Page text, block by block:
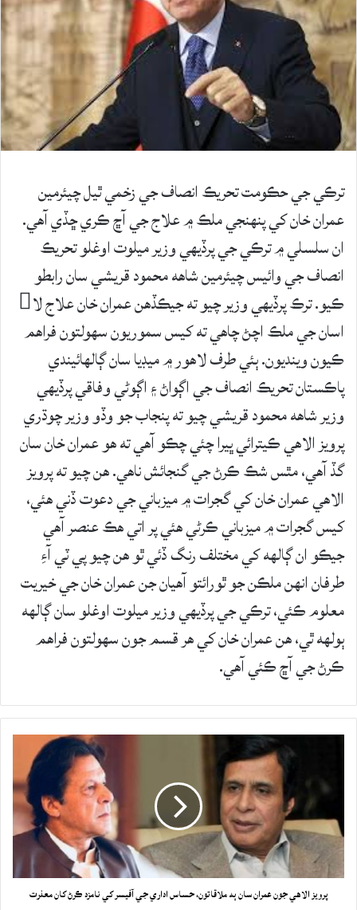
ترڪي جي حڪومت تحريڪ انصاف جي زخمي ٿيل چيئرمين
عمران خان کي پنهنجي ملڪ ۾ علاج جي آڇ ڪري ڇڏي آهي.
ان سلسلي ۾ ترڪي جي پرڏيهي وزير ميلوت اوغلو تحريڪ
انصاف جي وائيس چيئرمين شاهه محمود قريشي سان رابطو
ڪيو. ترڪ پرڏيهي وزير چيو ته جيڪڏهن عمران خان علاج لا
اسان جي ملڪ اچڻ چاهي ته کيس سموريون سهولتون فراهم
ڪيون وينديون. ٻئي طرف لاهور ۾ ميڊيا سان ڳالهائيندي
پاڪستان تحريڪ انصاف جي اڳواڻ ۽ اڳوڻي وفاقي پرڏيهي
وزير شاهه محمود قريشي چيو ته پنجاب جو وڏو وزير چوڌري
پرويز الاهي ڪيترائي ڀيرا چئي چڪو آهي ته هو عمران خان سان
گڏ آهي، مٿس شڪ ڪرڻ جي گنجائش ناهي. هن چيو ته پرويز
الاهي عمران خان کي گجرات ۾ ميزباني جي دعوت ڏني هئي،
کيس گجرات ۾ ميزباني ڪرڻي هئي پر اتي هڪ عنصر آهي
جيڪو ان ڳالهه کي مختلف رنگ ڏئي ٿو هن چيو پي ٽي آءِ
طرفان انهن ملڪن جو ٿورائتو آهيان جن عمران خان جي خيريت
معلوم ڪئي، ترڪي جي پرڏيهي وزير ميلوت اوغلو سان ڳالهه
ٻولهه ٿي، هن عمران خان کي هر قسم جون سهولتون فراهم
ڪرڻ جي آڇ ڪئي آهي.
پرويز الاهي جون عمران سان ٻه ملاقاتون، حساس اداري جي آفيسر کي نامزد ڪرڻ کان معذرت